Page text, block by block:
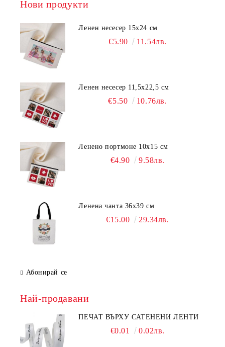
Нови продукти
Ленен несесер 15х24 см
€5.90 11.54лв.
Ленен несесер 11,5х22,5 см
€5.50 10.76лв.
Ленено портмоне 10х15 см
€4.90 9.58лв.
Ленена чанта 36х39 см
€15.00 29.34лв.
Абонирай се
Най-продавани
ПЕЧАТ ВЪРХУ САТЕНЕНИ ЛЕНТИ
€0.01 0.02лв.